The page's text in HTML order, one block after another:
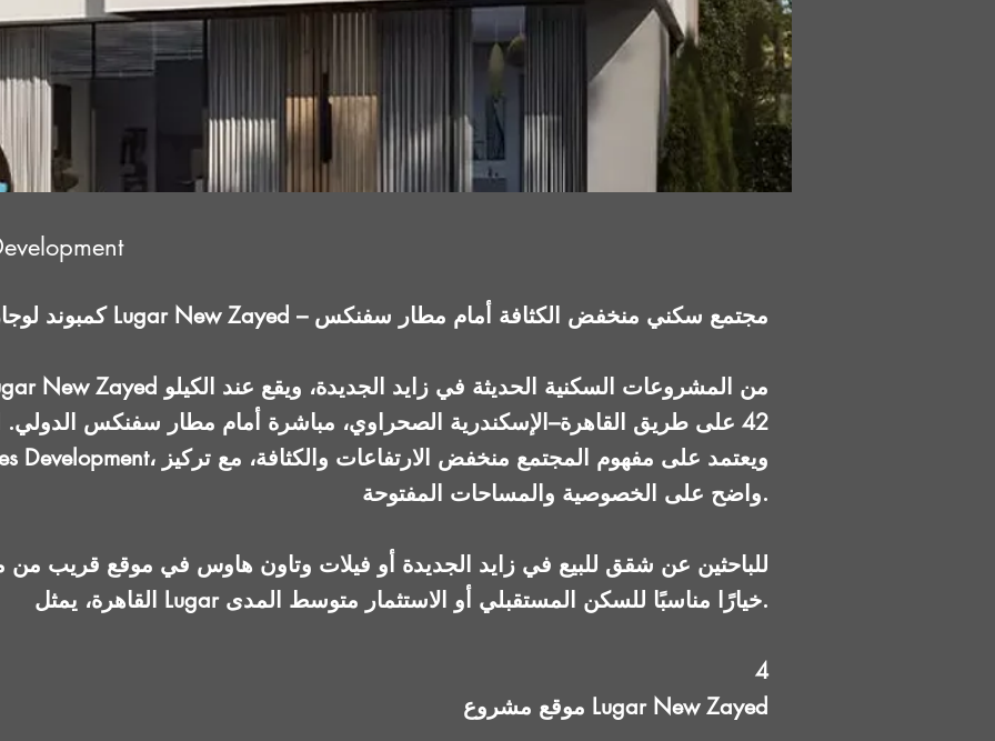
كمبوند لوجار نيو زايد Lugar New Zayed – مجتمع سكني منخفض الكثافة أمام مطار سفنكس
42 على طريق القاهرة–الإسكندرية الصحراوي، مباشرة أمام مطار سفنكس
واضح على الخصوصية والمساحات المفتوحة.
للباحثين عن شقق للبيع في زايد الجديدة أو فيلات وتاون هاوس في موقع قريب
القاهرة، يمثل Lugar خيارًا مناسبًا للسكن المستقبلي أو الاستثمار متوسط المدى.
4
موقع مشروع Lugar New Zayed